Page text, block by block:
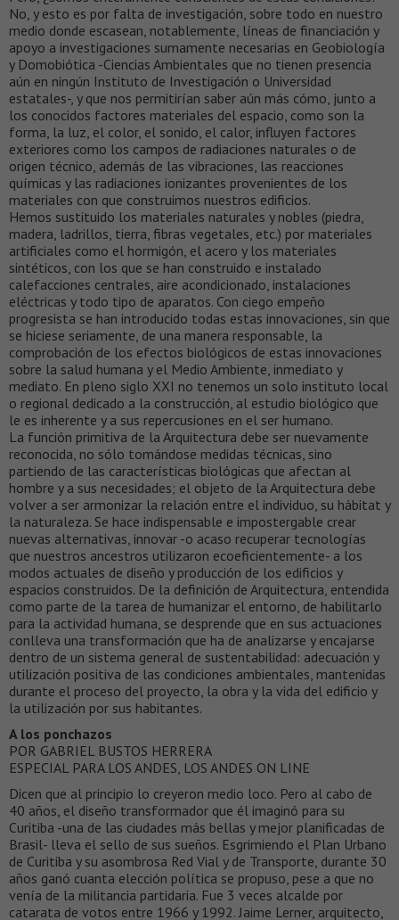
No, y esto es por falta de investigación, sobre todo en nuestro
medio donde escasean, notablemente, líneas de financiación y
apoyo a investigaciones sumamente necesarias en Geobiología
y Domobiótica -Ciencias Ambientales que no tienen presencia
aún en ningún Instituto de Investigación o Universidad
estatales-, y que nos permitirían saber aún más cómo, junto a
los conocidos factores materiales del espacio, como son la
forma, la luz, el color, el sonido, el calor, influyen factores
exteriores como los campos de radiaciones naturales o de
origen técnico, además de las vibraciones, las reacciones
químicas y las radiaciones ionizantes provenientes de los
materiales con que construimos nuestros edificios.
Hemos sustituido los materiales naturales y nobles (piedra,
madera, ladrillos, tierra, fibras vegetales, etc.) por materiales
artificiales como el hormigón, el acero y los materiales
sintéticos, con los que se han construido e instalado
calefacciones centrales, aire acondicionado, instalaciones
eléctricas y todo tipo de aparatos. Con ciego empeño
progresista se han introducido todas estas innovaciones, sin que
se hiciese seriamente, de una manera responsable, la
comprobación de los efectos biológicos de estas innovaciones
sobre la salud humana y el Medio Ambiente, inmediato y
mediato. En pleno siglo XXI no tenemos un solo instituto local
o regional dedicado a la construcción, al estudio biológico que
le es inherente y a sus repercusiones en el ser humano.
La función primitiva de la Arquitectura debe ser nuevamente
reconocida, no sólo tomándose medidas técnicas, sino
partiendo de las características biológicas que afectan al
hombre y a sus necesidades; el objeto de la Arquitectura debe
volver a ser armonizar la relación entre el individuo, su hábitat y
la naturaleza. Se hace indispensable e impostergable crear
nuevas alternativas, innovar -o acaso recuperar tecnologías
que nuestros ancestros utilizaron ecoeficientemente- a los
modos actuales de diseño y producción de los edificios y
espacios construidos. De la definición de Arquitectura, entendida
como parte de la tarea de humanizar el entorno, de habilitarlo
para la actividad humana, se desprende que en sus actuaciones
conlleva una transformación que ha de analizarse y encajarse
dentro de un sistema general de sustentabilidad: adecuación y
utilización positiva de las condiciones ambientales, mantenidas
durante el proceso del proyecto, la obra y la vida del edificio y
la utilización por sus habitantes.
A los ponchazos
POR GABRIEL BUSTOS HERRERA
ESPECIAL PARA LOS ANDES, LOS ANDES ON LINE
Dicen que al principio lo creyeron medio loco. Pero al cabo de
40 años, el diseño transformador que él imaginó para su
Curitiba -una de las ciudades más bellas y mejor planificadas de
Brasil- lleva el sello de sus sueños. Esgrimiendo el Plan Urbano
de Curitiba y su asombrosa Red Vial y de Transporte, durante 30
años ganó cuanta elección política se propuso, pese a que no
venía de la militancia partidaria. Fue 3 veces alcalde por
catarata de votos entre 1966 y 1992. Jaime Lerner, arquitecto,